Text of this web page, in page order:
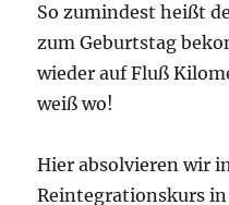
So zumindest heißt
zum Geburtstag
wieder auf Fluß
weiß wo!
Hier absolvieren wir
Reintegrationskurs